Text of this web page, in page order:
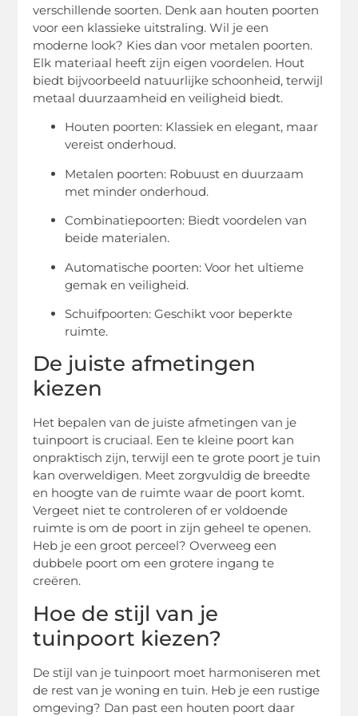
verschillende soorten. Denk aan houten poorten
voor een klassieke uitstraling. Wil je een
moderne look? Kies dan voor metalen poorten.
Elk materiaal heeft zijn eigen voordelen. Hout
biedt bijvoorbeeld natuurlijke schoonheid, terwijl
metaal duurzaamheid en veiligheid biedt.
Houten poorten: Klassiek en elegant, maar
vereist onderhoud.
Metalen poorten: Robuust en duurzaam
met minder onderhoud.
Combinatiepoorten: Biedt voordelen van
beide materialen.
Automatische poorten: Voor het ultieme
gemak en veiligheid.
Schuifpoorten: Geschikt voor beperkte
ruimte.
De juiste afmetingen
kiezen
Het bepalen van de juiste afmetingen van je
tuinpoort is cruciaal. Een te kleine poort kan
onpraktisch zijn, terwijl een te grote poort je tuin
kan overweldigen. Meet zorgvuldig de breedte
en hoogte van de ruimte waar de poort komt.
Vergeet niet te controleren of er voldoende
ruimte is om de poort in zijn geheel te openen.
Heb je een groot perceel? Overweeg een
dubbele poort om een grotere ingang te
creëren.
Hoe de stijl van je
tuinpoort kiezen?
De stijl van je tuinpoort moet harmoniseren met
de rest van je woning en tuin. Heb je een rustige
omgeving? Dan past een houten poort daar